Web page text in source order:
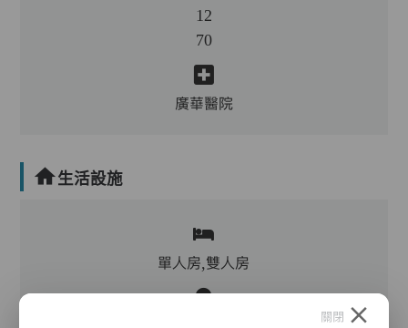
12
70
廣華醫院
生活設施
單人房,雙人房
關閉